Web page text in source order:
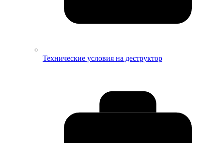
Технические условия на деструктор